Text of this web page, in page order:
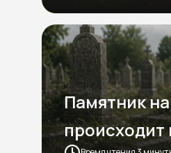
Памятник
происходит